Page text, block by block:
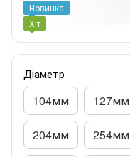
Новинка
Хіт
Діаметр
104мм 127мм
204мм 254мм